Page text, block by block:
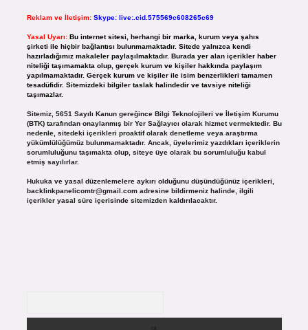
Reklam ve İletişim: Skype: live:.cid.575569c608265c69
Yasal Uyarı: Bu internet sitesi, herhangi bir marka, kurum veya şahıs
şirketi ile hiçbir bağlantısı bulunmamaktadır. Sitede yalnızca kendi
hazırladığımız makaleler paylaşılmaktadır. Burada yer alan içerikler haber
niteliği taşımamakta olup, gerçek kurum ve kişiler hakkında paylaşım
yapılmamaktadır. Gerçek kurum ve kişiler ile isim benzerlikleri tamamen
tesadüfidir. Sitemizdeki bilgiler taslak halindedir ve tavsiye niteliği
taşımazlar.
Sitemiz, 5651 Sayılı Kanun gereğince Bilgi Teknolojileri ve İletişim Kurumu
(BTK) tarafından onaylanmış bir Yer Sağlayıcı olarak hizmet vermektedir. Bu
nedenle, sitedeki içerikleri proaktif olarak denetleme veya araştırma
yükümlülüğümüz bulunmamaktadır. Ancak, üyelerimiz yazdıkları içeriklerin
sorumluluğunu taşımakta olup, siteye üye olarak bu sorumluluğu kabul
etmiş sayılırlar.
Hukuka ve yasal düzenlemelere aykırı olduğunu düşündüğünüz içerikleri,
backlinkpanelicomtr@gmail.comadresine bildirmeniz halinde, ilgili
içerikler yasal süre içerisinde sitemizden kaldırılacaktır.